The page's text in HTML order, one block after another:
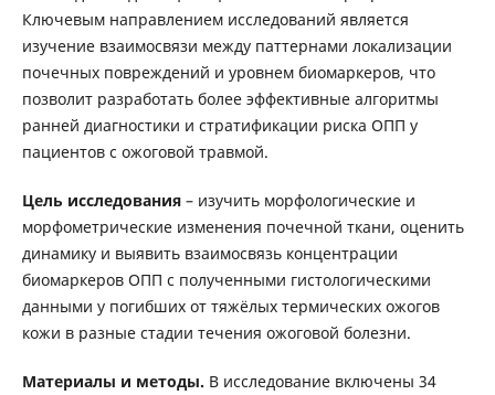
Ключевым направлением исследований является
изучение взаимосвязи между паттернами локализации
почечных повреждений и уровнем биомаркеров, что
позволит разработать более эффективные алгоритмы
ранней диагностики и стратификации риска ОПП у
пациентов с ожоговой травмой.
Цель исследования – изучить морфологические и
морфометрические изменения почечной ткани, оценить
динамику и выявить взаимосвязь концентрации
биомаркеров ОПП с полученными гистологическими
данными у погибших от тяжёлых термических ожогов
кожи в разные стадии течения ожоговой болезни.
Материалы и методы. В исследование включены 34